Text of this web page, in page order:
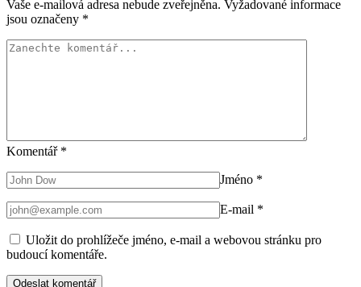
Vaše e-mailová adresa nebude zveřejněna. Vyžadované informace
jsou označeny *
Komentář *
Jméno *
E-mail *
Uložit do prohlížeče jméno, e-mail a webovou stránku pro
budoucí komentáře.